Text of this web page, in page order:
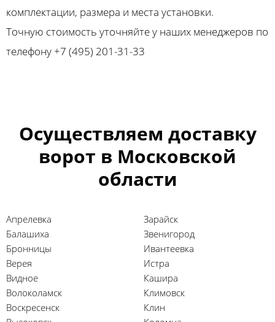
комплектации, размера и места установки.
Точную стоимость уточняйте у наших менеджеров по
телефону +7 (495) 201-31-33
Осуществляем доставку
ворот в Московской
области
Апрелевка
Балашиха
Бронницы
Верея
Видное
Волоколамск
Воскресенск
Зарайск
Звенигород
Ивантеевка
Истра
Кашира
Климовск
Клин